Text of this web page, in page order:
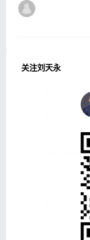
关注刘天永